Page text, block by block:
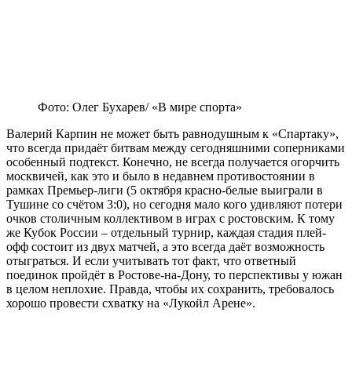
Фото: Олег Бухарев/ «В мире спорта»
Валерий Карпин не может быть равнодушным к «Спартаку»,
что всегда придаёт битвам между сегодняшними соперниками
особенный подтекст. Конечно, не всегда получается огорчить
москвичей, как это и было в недавнем противостоянии в
рамках Премьер-лиги (5 октября красно-белые выиграли в
Тушине со счётом 3:0), но сегодня мало кого удивляют потери
очков столичным коллективом в играх с ростовским. К тому
же Кубок России – отдельный турнир, каждая стадия плей-
офф состоит из двух матчей, а это всегда даёт возможность
отыграться. И если учитывать тот факт, что ответный
поединок пройдёт в Ростове-на-Дону, то перспективы у южан
в целом неплохие. Правда, чтобы их сохранить, требовалось
хорошо провести схватку на «Лукойл Арене».